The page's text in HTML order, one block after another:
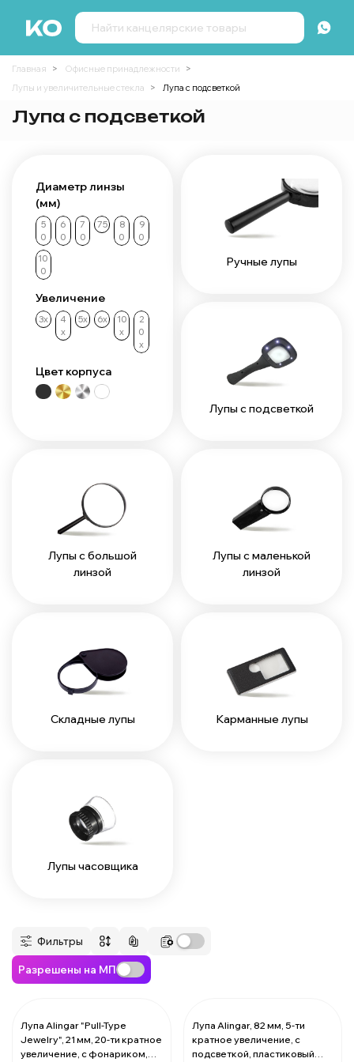
Главная
Офисные принадлежности
Лупы и увеличительные стекла
Лупа с подсветкой
Лупа с подсветкой
Диаметр линзы
(мм)
5
0
6
0
7
0
75
8
0
9
0
10
0
Увеличение
3х
4
х
5х 6х
10
х
2
0
х
Цвет корпуса
Ручные лупы
Лупы с подсветкой
Лупы с большой
линзой
Лупы с маленькой
линзой
Складные лупы Карманные лупы
Лупы часовщика
Фильтры
Разрешены на МП
Лупа Alingar "Pull-Type
Jewelry", 21 мм, 20-ти кратное
увеличение, с фонариком,
За 1 лупу:
113.89 ₽
Мин. 12 шт:
1366.68 ₽
Лупа Alingar, 82 мм, 5-ти
кратное увеличение, с
подсветкой, пластиковый
За 1 лупу:
338.9 ₽
Мин. 12 шт:
4066.8 ₽